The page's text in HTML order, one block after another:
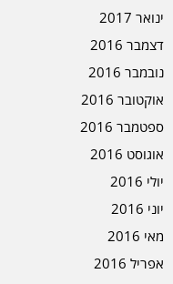
ינואר 2017
דצמבר 2016
נובמבר 2016
אוקטובר 2016
ספטמבר 2016
אוגוסט 2016
יולי 2016
יוני 2016
מאי 2016
אפריל 2016